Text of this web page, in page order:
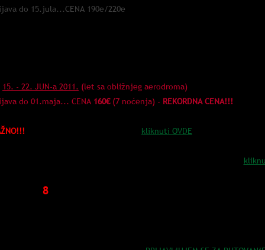
do 15.jula...CENA 190e/220e
15. - 22. JUN-a 2011. (let sa obližnjeg aerodroma)
do 01.maja... CENA 160€(7 noćenja) - REKORDNA CENA!!!
kliknuti OVDE
8